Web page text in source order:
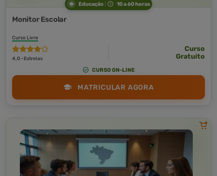
Educação 10 a 60 horas
Monitor Escolar
Curso Livre
4,0 · Estrelas
Curso
Gratuito
CURSO ON-LINE
MATRICULAR AGORA